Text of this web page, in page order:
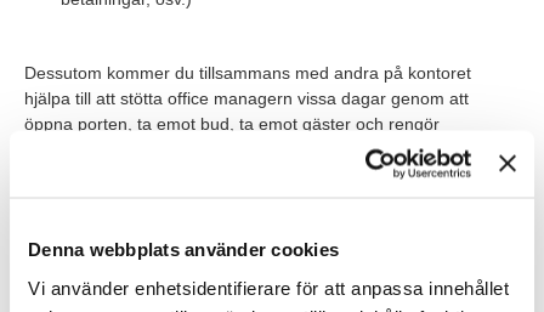
Denna webbplats använder cookies
Vi använder enhetsidentifierare för att anpassa innehållet
Dessutom kommer du tillsammans med andra på kontoret
hjälpa till att stötta office managern vissa dagar genom att
öppna porten, ta emot bud, ta emot gäster och rengör
Detta är ett bemanningsuppdrag med start 30-05-2024 till 30-
08-2024 med eventuell möjlighet till förlängning. Du kommer att
utgå ifrån GS1s aktivitetsbaserat kontor i Norrmalm och